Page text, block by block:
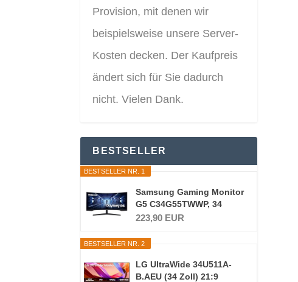
Provision, mit denen wir
beispielsweise unsere Server-
Kosten decken. Der Kaufpreis
ändert sich für Sie dadurch
nicht. Vielen Dank.
BESTSELLER
BESTSELLER NR. 1
Samsung Gaming Monitor
G5 C34G55TWWP, 34
Zoll...
223,90 EUR
BESTSELLER NR. 2
LG UltraWide 34U511A-
B.AEU (34 Zoll) 21:9